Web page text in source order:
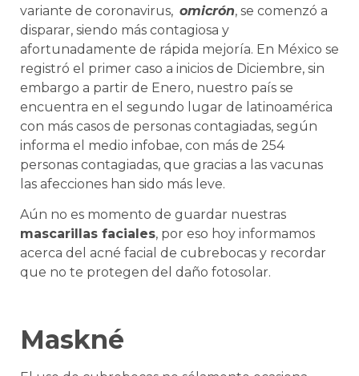
variante de coronavirus, omicrón, se comenzó a
disparar, siendo más contagiosa y
afortunadamente de rápida mejoría. En México se
registró el primer caso a inicios de Diciembre, sin
embargo a partir de Enero, nuestro país se
encuentra en el segundo lugar de latinoamérica
con más casos de personas contagiadas, según
informa el medio infobae, con más de 254
personas contagiadas, que gracias a las vacunas
las afecciones han sido más leve.
Aún no es momento de guardar nuestras
mascarillas faciales, por eso hoy informamos
acerca del acné facial de cubrebocas y recordar
que no te protegen del daño fotosolar.
Maskné